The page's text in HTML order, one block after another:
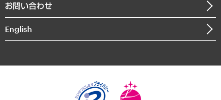
インドネシア現地法人
個人情報保護方針
お問い合わせ
English